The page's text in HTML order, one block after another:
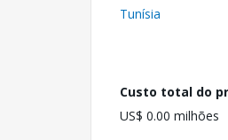
Tunísia
Custo total do
US$ 0.00 milhões